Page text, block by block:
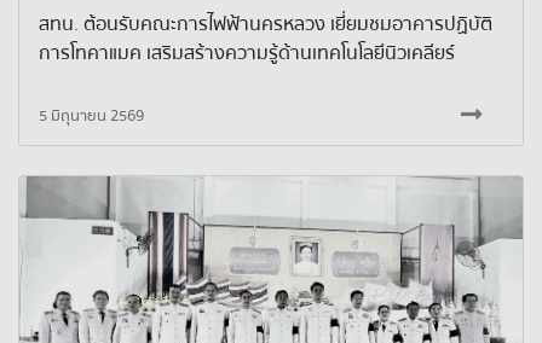
สทน. ต้อนรับคณะการไฟฟ้านครหลวง เยี่ยมชมอาคารปฏิบัติ
การโทคาแมค เสริมสร้างความรู้ด้านเทคโนโลยีนิวเคลียร์
5 มิถุนายน 2569